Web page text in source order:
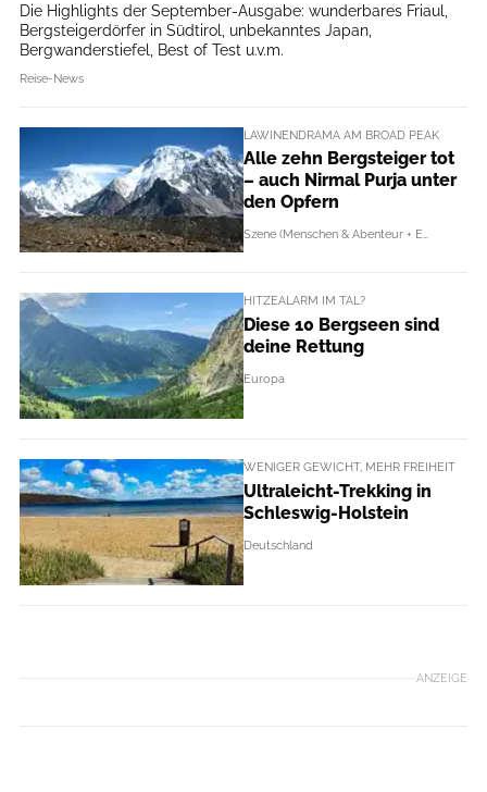
Die Highlights der September-Ausgabe: wunderbares Friaul,
Bergsteigerdörfer in Südtirol, unbekanntes Japan,
Bergwanderstiefel, Best of Test u.v.m.
Reise-News
LAWINENDRAMA AM BROAD PEAK
Alle zehn Bergsteiger tot
– auch Nirmal Purja unter
den Opfern
Szene (Menschen & Abenteur + Events)
HITZEALARM IM TAL?
Diese 10 Bergseen sind
deine Rettung
Europa
WENIGER GEWICHT, MEHR FREIHEIT
Ultraleicht-Trekking in
Schleswig-Holstein
Deutschland
ANZEIGE